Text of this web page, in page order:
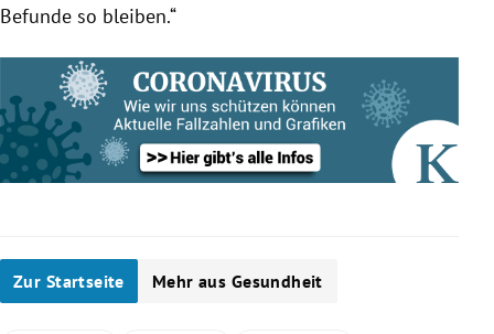
Befunde so bleiben.“
Zur Startseite Mehr aus Gesundheit